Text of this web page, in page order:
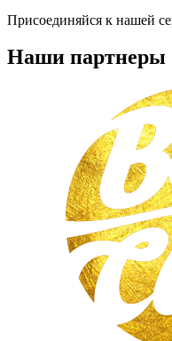
Присоединяйся к нашей
Наши партнеры